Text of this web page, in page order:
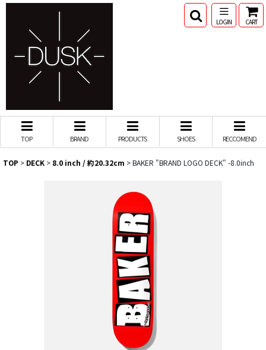
LOGIN CART
TOP BRAND PRODUCTS SHOES RECCOMEND
TOP > DECK > 8.0 inch / 約20.32cm >BAKER "BRAND LOGO DECK" -8.0inch